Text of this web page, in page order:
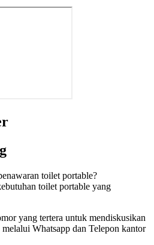
toilet portable?
toilet portable yang
yang tertera untuk mendiskusikan
Whatsapp dan Telepon kantor